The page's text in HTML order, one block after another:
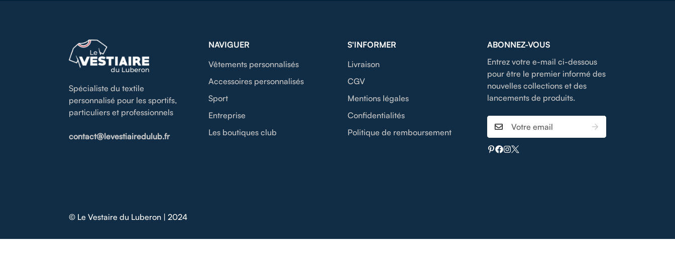
Spécialiste du textile
personnalisé pour les sportifs,
particuliers et professionnels
contact@levestiairedulub.fr
NAVIGUER
Vêtements personnalisés
Accessoires personnalisés
Sport
Entreprise
Les boutiques club
S'INFORMER
Livraison
CGV
Mentions légales
Confidentialités
Politique de remboursement
ABONNEZ-VOUS
Entrez votre e-mail ci-dessous
pour être le premier informé des
nouvelles collections et des
lancements de produits.
© Le Vestaire du Luberon | 2024